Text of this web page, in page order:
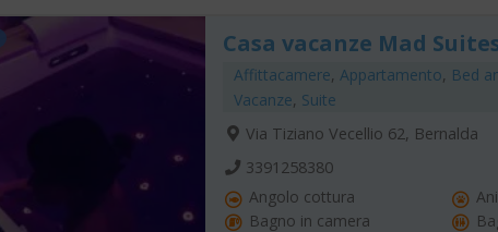
Casa vacanze Mad
Affittacamere,Appartamento, Bed
Vacanze, Suite
Via Tiziano Vecellio 62, Bernalda
3391258380
Angolo cottura
Bagno in camera